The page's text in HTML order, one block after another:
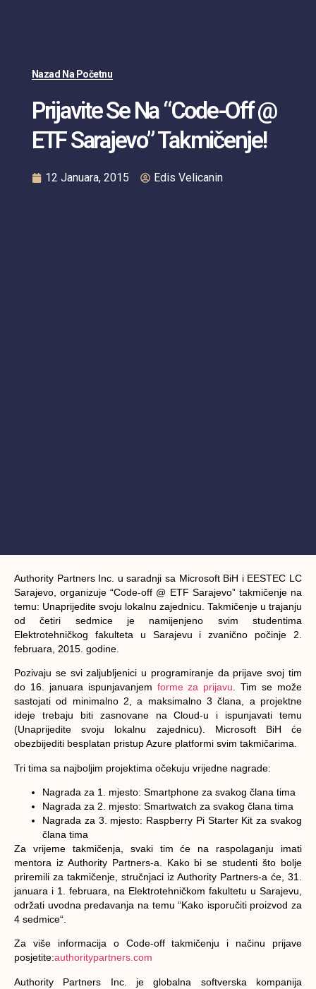
Nazad Na Početnu
Prijavite Se Na “Code-Off @
ETF Sarajevo” Takmičenje!
12 Januara, 2015 Edis Velicanin
Authority Partners Inc. u saradnji sa Microsoft BiH i EESTEC LC
Sarajevo, organizuje “Code-off @ ETF Sarajevo” takmičenje na
temu: Unaprijedite svoju lokalnu zajednicu. Takmičenje u trajanju
od četiri sedmice je namijenjeno svim studentima
Elektrotehničkog fakulteta u Sarajevu i zvanično počinje 2.
februara, 2015. godine.
Pozivaju se svi zaljubljenici u programiranje da prijave svoj tim
do 16. januara ispunjavanjem forme za prijavu . Tim se može
sastojati od minimalno 2, a maksimalno 3 člana, a projektne
ideje trebaju biti zasnovane na Cloud-u i ispunjavati temu
(Unaprijedite svoju lokalnu zajednicu). Microsoft BiH će
obezbijediti besplatan pristup Azure platformi svim takmičarima.
Tri tima sa najboljim projektima očekuju vrijedne nagrade:
Nagrada za 1. mjesto: Smartphone za svakog člana tima
Nagrada za 2. mjesto: Smartwatch za svakog člana tima
Nagrada za 3. mjesto: Raspberry Pi Starter Kit za svakog
člana tima
Za vrijeme takmičenja, svaki tim će na raspolaganju imati
mentora iz Authority Partners-a. Kako bi se studenti što bolje
priremili za takmičenje, stručnjaci iz Authority Partners-a će, 31.
januara i 1. februara, na Elektrotehničkom fakultetu u Sarajevu,
održati uvodna predavanja na temu “Kako isporučiti proizvod za
4 sedmice“.
Za više informacija o Code-off takmičenju i načinu prijave
posjetite:authoritypartners.com
Authority Partners Inc. je globalna softverska kompanija